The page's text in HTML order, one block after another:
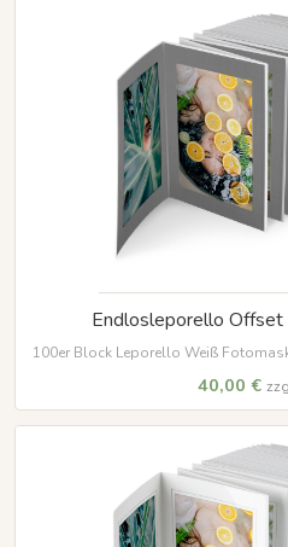
Endlosleporello Offset
100er Block Leporello Weiß
40,00 €